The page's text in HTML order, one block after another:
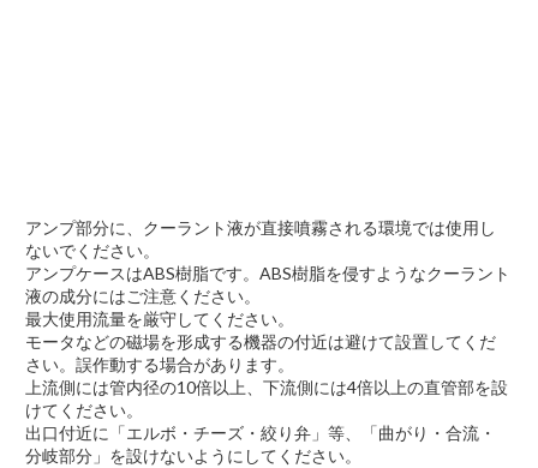
アンプ部分に、クーラント液が直接噴霧される環境では使用し
ないでください。
アンプケースはABS樹脂です。ABS樹脂を侵すようなクーラント
液の成分にはご注意ください。
最大使用流量を厳守してください。
モータなどの磁場を形成する機器の付近は避けて設置してくだ
さい。誤作動する場合があります。
上流側には管内径の10倍以上、下流側には4倍以上の直管部を設
けてください。
出口付近に「エルボ・チーズ・絞り弁」等、「曲がり・合流・
分岐部分」を設けないようにしてください。